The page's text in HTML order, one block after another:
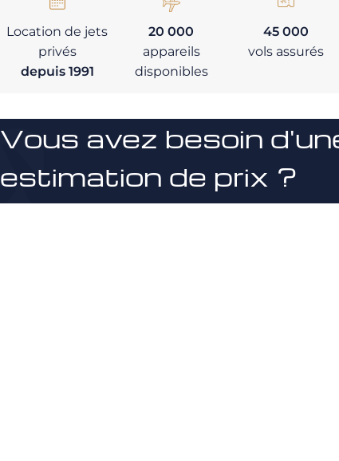
Location de jets
privés
depuis 1991
20 000
appareils
disponibles
45 000
vols assurés
Vous avez besoin
estimation de prix ?